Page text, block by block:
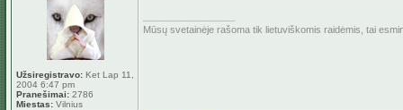
Užsiregistravo: Ket Lap 11,
2004 6:47 pm
Pranešimai: 2786
Miestas: Vilnius
Mūsų svetainėje rašoma tik lietuviškomis raidėmis, tai